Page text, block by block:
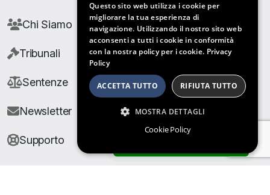
Chi Siamo
Tribunali
Sentenze
Newsletter
Supporto
Questo sito web utilizza i cookie per
migliorare la tua esperienza di
navigazione. Utilizzando il nostro sito web
acconsenti a tutti i cookie in conformità
con la nostra policy per i cookie. Privacy
Policy
ACCETTA TUTTO RIFIUTA TUTTO
MOSTRA DETTAGLI
Cookie Policy